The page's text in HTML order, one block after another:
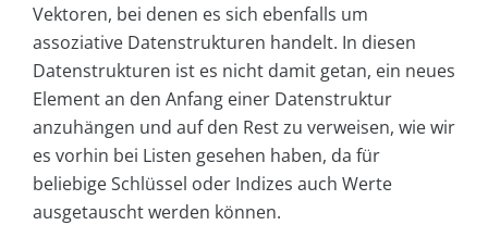
Vektoren, bei denen es sich ebenfalls um
assoziative Datenstrukturen handelt. In diesen
Datenstrukturen ist es nicht damit getan, ein neues
Element an den Anfang einer Datenstruktur
anzuhängen und auf den Rest zu verweisen, wie wir
es vorhin bei Listen gesehen haben, da für
beliebige Schlüssel oder Indizes auch Werte
ausgetauscht werden können.